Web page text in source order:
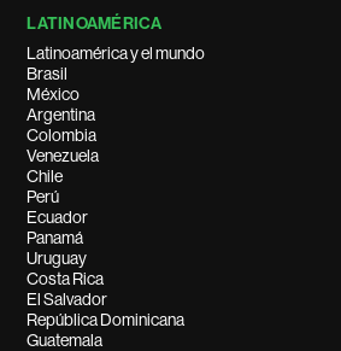
LATINOAMÉRICA
Latinoamérica y el mundo
Brasil
México
Argentina
Colombia
Venezuela
Chile
Perú
Ecuador
Panamá
Uruguay
Costa Rica
El Salvador
República Dominicana
Guatemala